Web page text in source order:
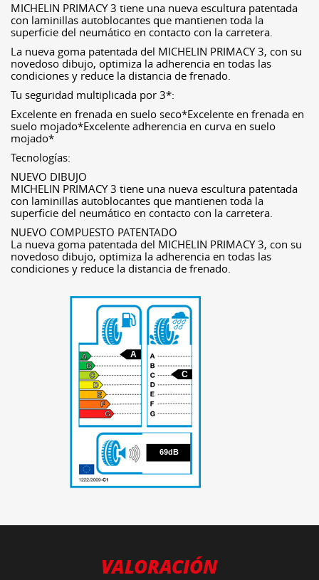
MICHELIN PRIMACY 3 tiene una nueva escultura patentada
con laminillas autoblocantes que mantienen toda la
superficie del neumático en contacto con la carretera.
La nueva goma patentada del MICHELIN PRIMACY 3, con su
novedoso dibujo, optimiza la adherencia en todas las
condiciones y reduce la distancia de frenado.
Tu seguridad multiplicada por 3*:
Excelente en frenada en suelo seco*Excelente en frenada en
suelo mojado*Excelente adherencia en curva en suelo
mojado*
Tecnologías:
NUEVO DIBUJO
MICHELIN PRIMACY 3 tiene una nueva escultura patentada
con laminillas autoblocantes que mantienen toda la
superficie del neumático en contacto con la carretera.
NUEVO COMPUESTO PATENTADO
La nueva goma patentada del MICHELIN PRIMACY 3, con su
novedoso dibujo, optimiza la adherencia en todas las
condiciones y reduce la distancia de frenado.
69
A
C
69dB
VALORACIÓN